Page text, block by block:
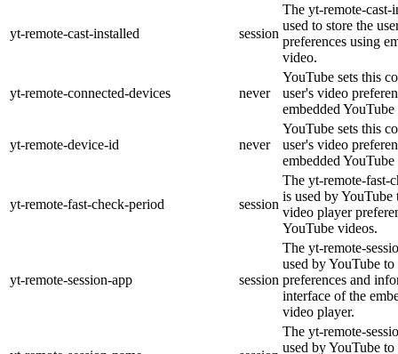
yt-remote-cast-installed session
The yt-remote-cast-
used to store the
preferences using
video.
yt-remote-connected-devices never
YouTube sets this
user's video
embedded
yt-remote-device-id never
YouTube sets this
user's video
embedded
yt-remote-fast-check-period session
The yt-remote-fast-
is used by YouTube
video player
YouTube videos.
yt-remote-session-app session
The yt-remote-
used by YouTube to
preferences and
interface of the
video player.
The yt-remote-
used by YouTube to